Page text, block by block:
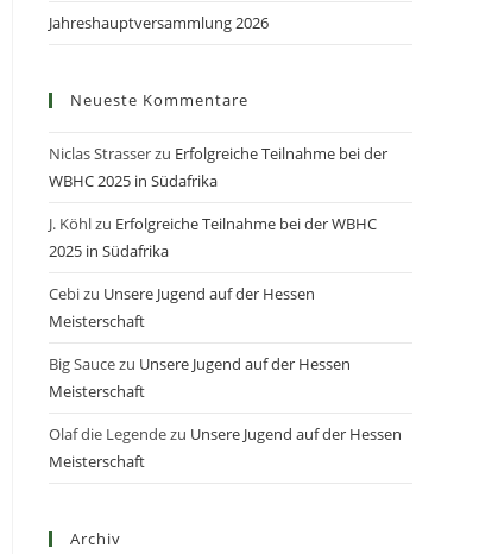
Jahreshauptversammlung 2026
Neueste Kommentare
Niclas Strasserzu Erfolgreiche Teilnahme bei der
WBHC 2025 in Südafrika
J. Köhlzu Erfolgreiche Teilnahme bei der WBHC
2025 in Südafrika
Cebizu Unsere Jugend auf der Hessen
Meisterschaft
Big Saucezu Unsere Jugend auf der Hessen
Meisterschaft
Olaf die Legendezu Unsere Jugend auf der Hessen
Meisterschaft
Archiv